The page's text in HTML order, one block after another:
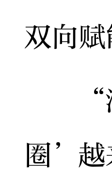
双向
“湖
圈’越